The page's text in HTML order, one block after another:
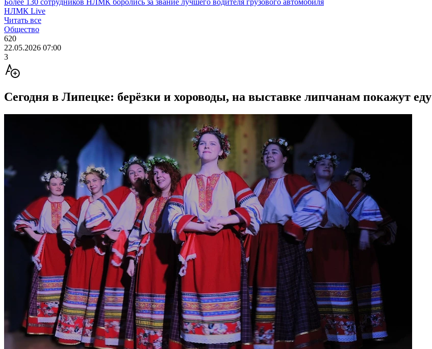
Более 130 сотрудников НЛМК боролись за звание лучшего водителя грузового автомобиля
НЛМК Live
Читать все
Общество
620
22.05.2026 07:00
3
Сегодня в Липецке: берёзки и хороводы, на выставке липчанам покажут еду